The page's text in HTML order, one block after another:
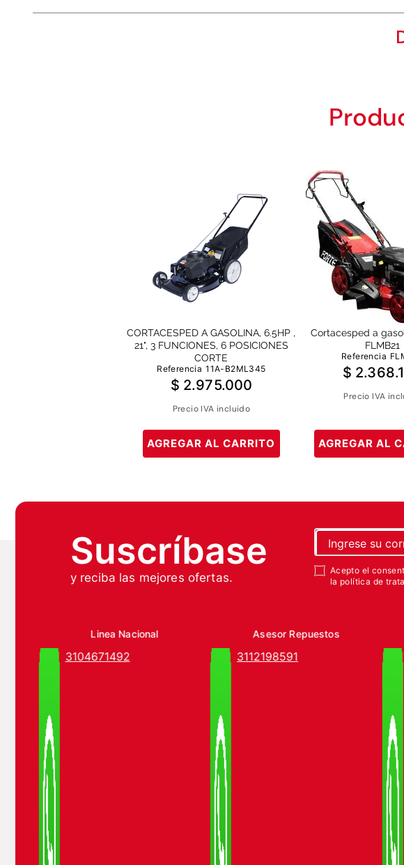
CORTACESPED A GASOLINA, 6.5HP ,
21", 3 FUNCIONES, 6 POSICIONES
CORTE
Referencia 11A-B2ML345
$ 2.975.000
Precio IVA incluido
AGREGAR AL CARRITO
Cortacesped a
FLMB21
Referencia
$ 2.368.
Precio IVA
AGREGAR AL
Suscríbase
y reciba las mejores ofertas.
Acepto el
la política de
Linea Nacional
3104671492
Asesor Repuestos
3112198591